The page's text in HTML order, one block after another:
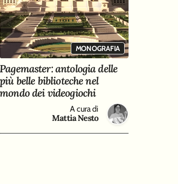
MONOGRAFIA
Pagemaster: antologia delle
più belle biblioteche nel
mondo dei videogiochi
A cura di
Mattia Nesto